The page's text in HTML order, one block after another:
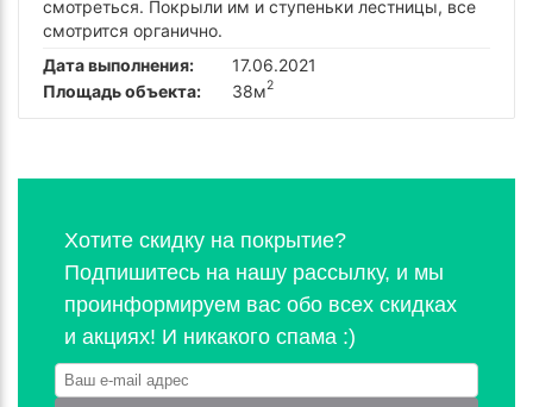
смотреться. Покрыли им и ступеньки лестницы, все
смотрится органично.
Дата выполнения:
17.06.2021
Площадь объекта:
38м2
Хотите скидку на покрытие?
Подпишитесь на нашу рассылку, и мы
проинформируем вас обо всех скидках
и акциях! И никакого спама :)